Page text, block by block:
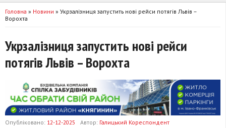
Головна » Новини » Укрзалізниця запустить нові рейси потягів Львів –
Ворохта
Укрзалізниця запустить нові рейси
потягів Львів – Ворохта
Опубліковано: 12-12-2025 Автор: Галицький Кореспондент